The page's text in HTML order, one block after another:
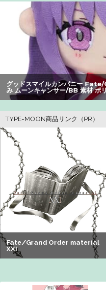
【悲報】映画館の客、ほぼ
観客が避難する事態にｗｗ
【画像】美人すぎる女医、
いいべｗｗｗｗ ：26/08/04
【悲報】黒人、卑怯すぎて
【朗報】アマガミの棚町薫
オコエ瑠偉、メキシコに渡
3ヶ月間止まって消息不明に
【悲報】Z世代の身長低下
26/08/02のニュース
【悲報】女子自転車競技、
抗を減らすチート技が発覚
【閲覧注意】元臆女キャバ
くって終わるｗｗｗｗｗｗｗ
【悲報】有名漫画家「体重
グッドスマイルカンパニー
み ムーンキャンサー/BB 素材 ポ